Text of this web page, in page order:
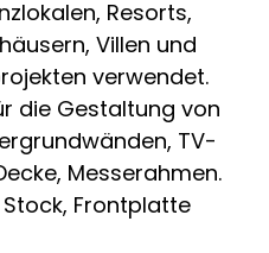
Resorts,
Villen und
verwendet.
die Gestaltung von
TV-
Messerahmen.
Frontplatte